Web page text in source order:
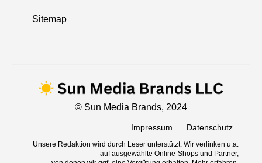
Sitemap
© Sun Media Brands, 2024
Impressum Datenschutz
Unsere Redaktion wird durch Leser unterstützt. Wir verlinken u.a.
auf ausgewählte Online-Shops und Partner,